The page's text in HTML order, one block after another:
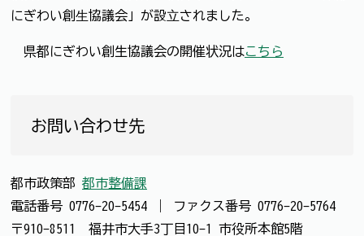
にぎわい創⽣協議会」が設⽴されました。
県都にぎわい創生協議会の開催状況はこちら
お問い合わせ先
都市政策部 都市整備課
電話番号 0776-20-5454 ファクス番号 0776-20-5764
〒910-8511 福井市大手3丁目10-1 市役所本館5階